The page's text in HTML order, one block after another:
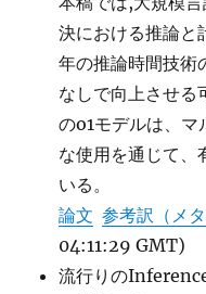
決における推論と
年の推論時間技
なしで向上させ
のo1モデルは、マ
な使用を通じて、
いる。
論文 参考訳（メタ
04:11:29 GMT)
流行りの